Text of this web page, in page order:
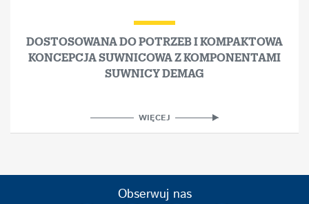
DOSTOSOWANA DO POTRZEB I KOMPAKTOWA
KONCEPCJA SUWNICOWA Z KOMPONENTAMI
SUWNICY DEMAG
WIĘCEJ
Obserwuj nas